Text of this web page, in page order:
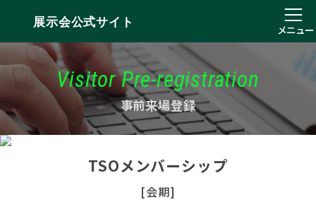
展示会公式サイト
メニュー
Visitor Pre-registration
事前来場登録
TSOメンバーシップ
[会期]